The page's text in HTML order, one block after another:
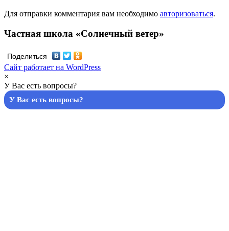
Для отправки комментария вам необходимо авторизоваться.
Частная школа «Солнечный ветер»
Поделиться
Сайт работает на WordPress
×
У Вас есть вопросы?
У Вас есть вопросы?